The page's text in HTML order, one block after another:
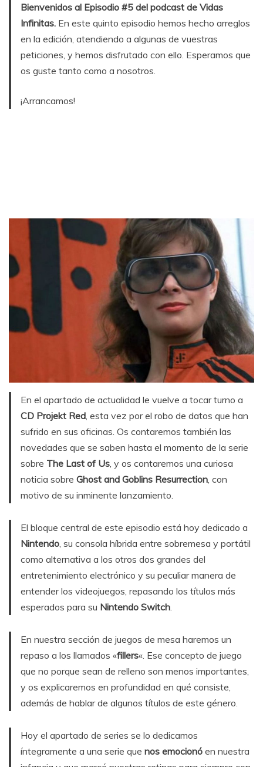
Bienvenidos al Episodio #5 del podcast de Vidas
Infinitas. En este quinto episodio hemos hecho arreglos
en la edición, atendiendo a algunas de vuestras
peticiones, y hemos disfrutado con ello. Esperamos que
os guste tanto como a nosotros.
¡Arrancamos!
En el apartado de actualidad le vuelve a tocar turno a
CD Projekt Red , esta vez por el robo de datos que han
sufrido en sus oficinas. Os contaremos también las
novedades que se saben hasta el momento de la serie
sobre The Last of Us , y os contaremos una curiosa
noticia sobre Ghost and Goblins Resurrection , con
motivo de su inminente lanzamiento.
El bloque central de este episodio está hoy dedicado a
Nintendo , su consola híbrida entre sobremesa y portátil
como alternativa a los otros dos grandes del
entretenimiento electrónico y su peculiar manera de
entender los videojuegos, repasando los títulos más
esperados para su Nintendo Switch
En nuestra sección de juegos de mesa haremos un
repaso a los llamados «fillers«. Ese concepto de juego
que no porque sean de relleno son menos importantes,
y os explicaremos en profundidad en qué consiste,
además de hablar de algunos títulos de este género.
Hoy el apartado de series se lo dedicamos
íntegramente a una serie que nos emocionó en nuestra